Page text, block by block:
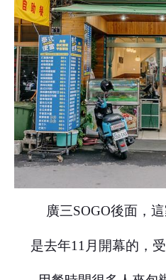
廣三SOGO後面，
是去年11月開幕的，